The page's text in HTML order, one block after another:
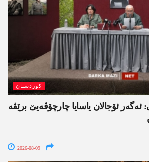
کوردستان
ئەگەر ئۆجالان یاسایا چارچۆڤەیێ برێڤە
2026-08-09